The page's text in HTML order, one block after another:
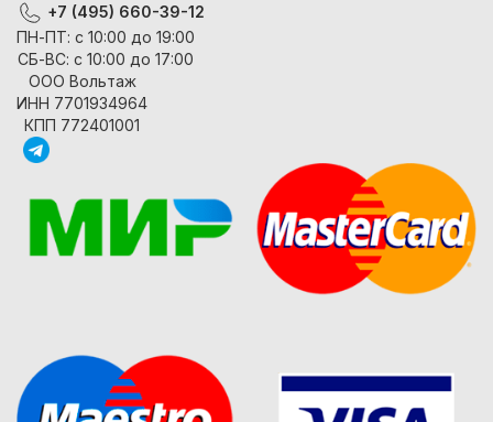
+7 (495) 660-39-12
ПН-ПТ: с 10:00 до 19:00
СБ-ВС: с 10:00 до 17:00
ООО Вольтаж
ИНН 7701934964
КПП 772401001